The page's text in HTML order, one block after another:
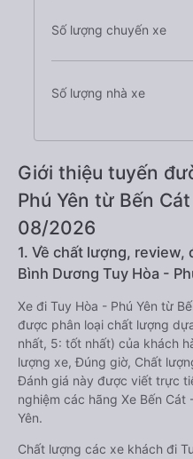
Số lượng chuyến xe
Số lượng nhà xe
Giới thiệu tuyến
Phú Yên từ Bến
08/2026
1. Về chất lượng, review,
Bình Dương Tuy Hòa -
Xe đi Tuy Hòa - Phú Yên từ
được phân loại chất lượng
nhất, 5: tốt nhất) của khách
lượng xe, Đúng giờ, Chất
Đánh giá này được viết trực
nghiệm các hãng Xe Bến Cát
Yên.
Chất lượng các xe khách đi